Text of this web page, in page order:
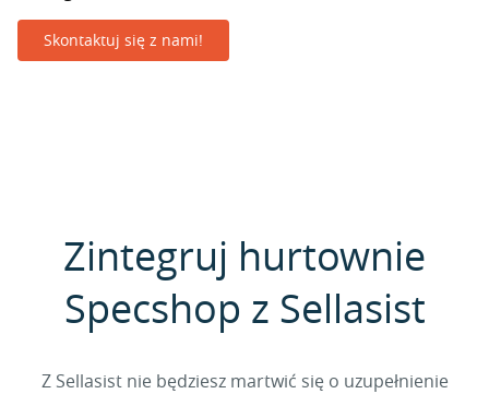
Skontaktuj się z nami!
Zintegruj hurtownie
Specshop z Sellasist
Z Sellasist nie będziesz martwić się o uzupełnienie